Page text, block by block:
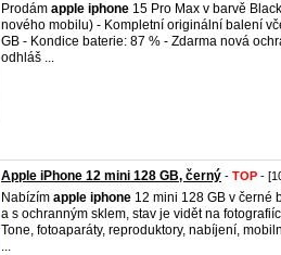
Prodám apple iphone 15 Pro Max v barvě
nového mobilu) - Kompletní originální balení
GB - Kondice baterie: 87 % - Zdarma nová
odhláš ...
Apple iPhone 12 mini 128 GB, černý - TOP -
Nabízím apple iphone 12 mini 128 GB v černé
a s ochranným sklem, stav je vidět na
Tone, fotoaparáty, reproduktory, nabíjení,
...